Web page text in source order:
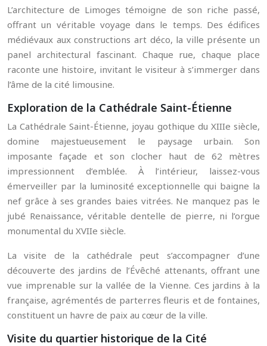
L’architecture de Limoges témoigne de son riche passé,
offrant un véritable voyage dans le temps. Des édifices
médiévaux aux constructions art déco, la ville présente un
panel architectural fascinant. Chaque rue, chaque place
raconte une histoire, invitant le visiteur à s’immerger dans
l’âme de la cité limousine.
Exploration de la Cathédrale Saint-Étienne
La Cathédrale Saint-Étienne, joyau gothique du XIIIe siècle,
domine majestueusement le paysage urbain. Son
imposante façade et son clocher haut de 62 mètres
impressionnent d’emblée. À l’intérieur, laissez-vous
émerveiller par la luminosité exceptionnelle qui baigne la
nef grâce à ses grandes baies vitrées. Ne manquez pas le
jubé Renaissance, véritable dentelle de pierre, ni l’orgue
monumental du XVIIe siècle.
La visite de la cathédrale peut s’accompagner d’une
découverte des jardins de l’Évêché attenants, offrant une
vue imprenable sur la vallée de la Vienne. Ces jardins à la
française, agrémentés de parterres fleuris et de fontaines,
constituent un havre de paix au cœur de la ville.
Visite du quartier historique de la Cité